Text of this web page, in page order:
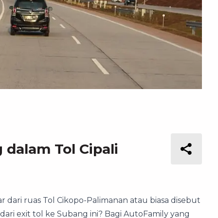
Tol Cipali
ruas Tol Cikopo-Palimanan atau biasa disebut
exit tol ke Subang ini? Bagi AutoFamily yang